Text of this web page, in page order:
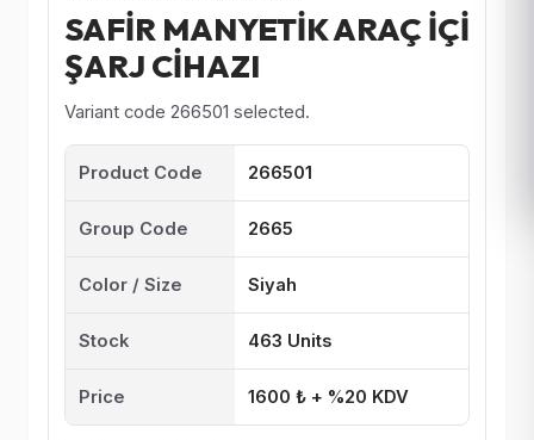
SAFİR MANYETİK ARAÇ İÇİ
ŞARJ CİHAZI
Variant code 266501 selected.
Product Code 266501
Group Code 2665
Color / Size Siyah
Stock 463 Units
Price 1600 ₺ + %20 KDV